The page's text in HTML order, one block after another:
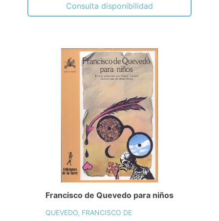
Consulta disponibilidad
Francisco de Quevedo para niños
QUEVEDO, FRANCISCO DE